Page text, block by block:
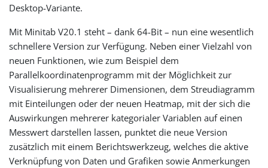
Desktop-Variante.
Mit Minitab V20.1 steht – dank 64-Bit – nun eine wesentlich
schnellere Version zur Verfügung. Neben einer Vielzahl von
neuen Funktionen, wie zum Beispiel dem
Parallelkoordinatenprogramm mit der Möglichkeit zur
Visualisierung mehrerer Dimensionen, dem Streudiagramm
mit Einteilungen oder der neuen Heatmap, mit der sich die
Auswirkungen mehrerer kategorialer Variablen auf einen
Messwert darstellen lassen, punktet die neue Version
zusätzlich mit einem Berichtswerkzeug, welches die aktive
Verknüpfung von Daten und Grafiken sowie Anmerkungen